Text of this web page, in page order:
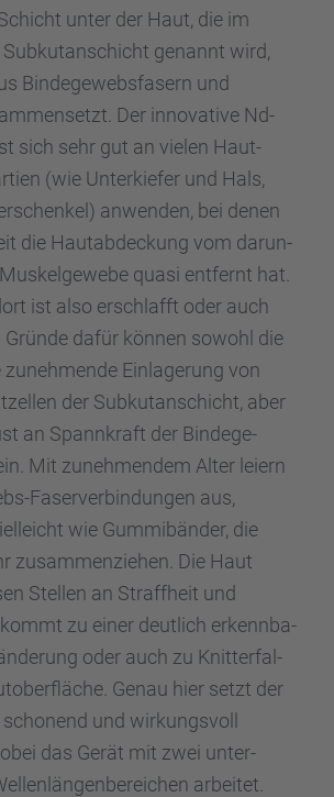
unter der Haut, die im
genannt wird,
Binde­ge­webs­fa­sern und
Der innova­tive Nd-
sich sehr gut an vielen Haut-
(wie Unter­kie­fer und Hals,
anwen­den, bei denen
die Hautab­de­ckung vom darun­
quasi entfernt hat.
ist also erschlafft oder auch
dafür können sowohl die
zuneh­mende Einla­ge­rung von
der Subku­t­an­schicht, aber
an Spann­kraft der Binde­ge­
Mit zuneh­men­dem Alter leiern
Faser­ver­bin­dun­gen aus,
wie Gummi­bän­der, die
zusam­men­zie­hen. Die Haut
Stellen an Straff­heit und
zu einer deutlich erkenn­ba­
oder auch zu Knitter­fal­
Genau hier setzt der
schonend und wirkungs­voll
das Gerät mit zwei unter­
arbei­tet.